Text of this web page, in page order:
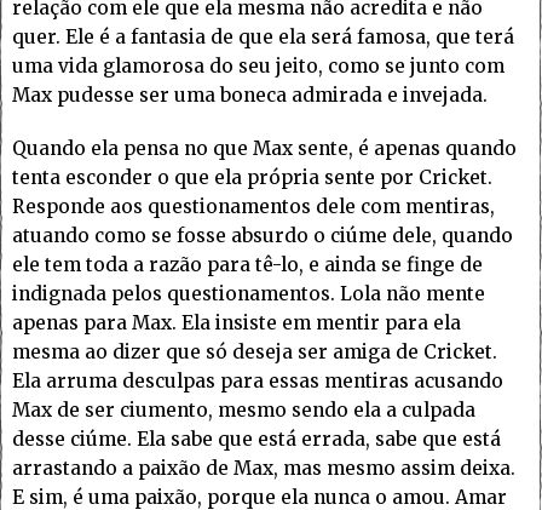
relação com ele que ela mesma não acredita e não
quer. Ele é a fantasia de que ela será famosa, que terá
uma vida glamorosa do seu jeito, como se junto com
Max pudesse ser uma boneca admirada e invejada.
Quando ela pensa no que Max sente, é apenas quando
tenta esconder o que ela própria sente por Cricket.
Responde aos questionamentos dele com mentiras,
atuando como se fosse absurdo o ciúme dele, quando
ele tem toda a razão para tê-lo, e ainda se finge de
indignada pelos questionamentos. Lola não mente
apenas para Max. Ela insiste em mentir para ela
mesma ao dizer que só deseja ser amiga de Cricket.
Ela arruma desculpas para essas mentiras acusando
Max de ser ciumento, mesmo sendo ela a culpada
desse ciúme. Ela sabe que está errada, sabe que está
arrastando a paixão de Max, mas mesmo assim deixa.
E sim, é uma paixão, porque ela nunca o amou. Amar